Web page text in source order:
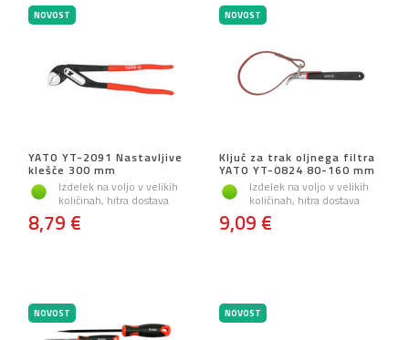
NOVOST
YATO YT-2091 Nastavljive
klešče 300 mm
Izdelek na voljo v velikih
količinah, hitra dostava
8,79 €
NOVOST
Ključ za trak oljnega filtra
YATO YT-0824 80-160 mm
Izdelek na voljo v velikih
količinah, hitra dostava
9,09 €
NOVOST NOVOST